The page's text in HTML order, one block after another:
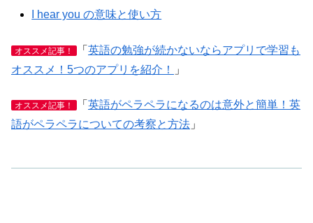
I hear you の意味と使い方
オススメ記事！ 「 英語の勉強が続かないならアプリで学習も
オススメ！5つのアプリを紹介！
」
オススメ記事！ 「 英語がペラペラになるのは意外と簡単！英
語がペラペラについての考察と方法 」